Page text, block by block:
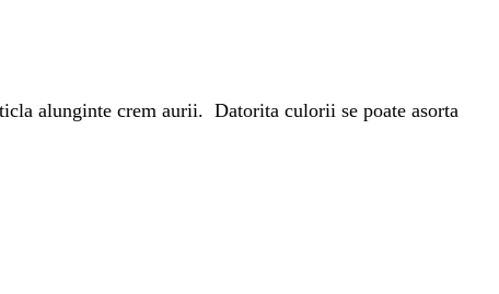
alunginte crem aurii. Datorita culorii se poate asorta